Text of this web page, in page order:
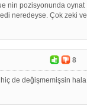
nin pozisyonunda oynat
neredeyse. Çok zeki ve
8
de değişmemişsin hala